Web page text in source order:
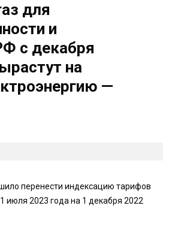
для
и
с декабря
на
—
перенести индексацию тарифов
июля 2023 года на 1 декабря 2022